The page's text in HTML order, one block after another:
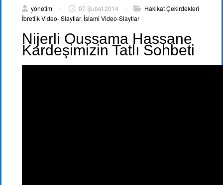
yönetim / 07 Şubat 2014 / Hakikat Çekirdekleri,
İbretlik Video- Slaytlar, İslami Video-Slaytlar
Nijerli Oussama Hassane
Kardeşimizin Tatlı Sohbeti